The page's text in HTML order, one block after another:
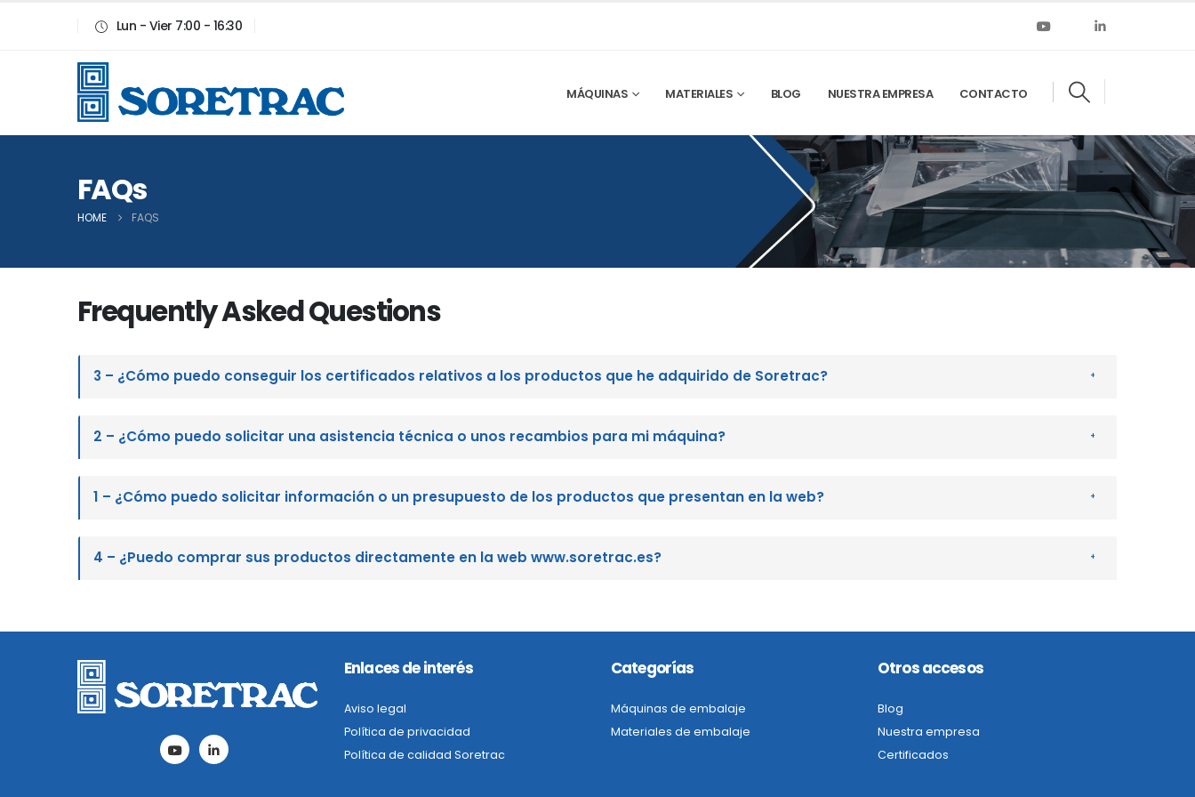
Lun - Vier 7:00 - 16:30
MÁQUINAS MATERIALES BLOG NUESTRA EMPRESA CONTACTO
FAQs
HOME FAQS
Frequently AskedQuestions
3 – ¿Cómo puedo conseguir los certificados relativos a los productos que he adquirido de Soretrac?
2 – ¿Cómo puedo solicitar una asistencia técnica o unos recambios para mi máquina?
1 – ¿Cómo puedo solicitar información o un presupuesto de los productos que presentan en la web?
4 – ¿Puedo comprar sus productos directamente en la web www.soretrac.es?
Enlaces de interés
Aviso legal
Política de privacidad
Política de calidad Soretrac
Categorías
Máquinas de embalaje
Materiales de embalaje
Otros accesos
Blog
Nuestra empresa
Certificados